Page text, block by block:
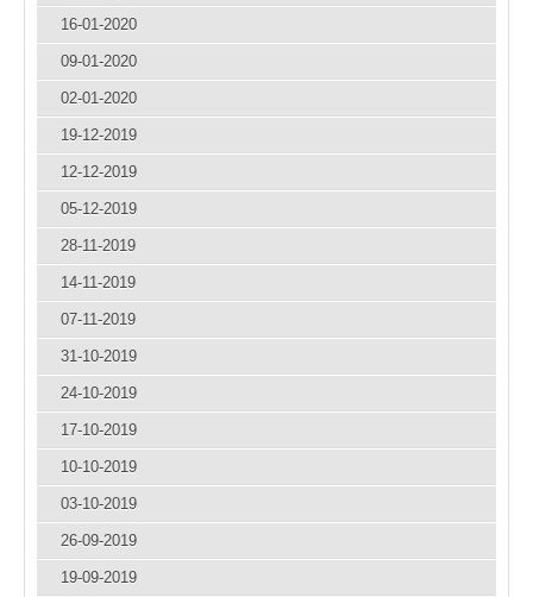
16-01-2020
09-01-2020
02-01-2020
19-12-2019
12-12-2019
05-12-2019
28-11-2019
14-11-2019
07-11-2019
31-10-2019
24-10-2019
17-10-2019
10-10-2019
03-10-2019
26-09-2019
19-09-2019